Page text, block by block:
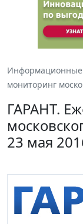
Информационные
мониторинг
ГАРАНТ.
23 мая